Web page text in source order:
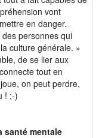
vont
en danger.
personnes qui
culture générale. »
de se lier aux
tout en
on peut perdre,
! ;-)
santé mentale